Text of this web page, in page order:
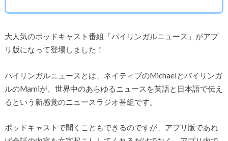
大人気のポッドキャスト番組「バイリンガルニュース」がアプ
リ版になって登場しました！
バイリンガルニュースとは、ネイティブのMichaelとバイリンガ
ルのMamiが、世界中のあらゆるニュースを英語と日本語で伝え
るという新感覚のニュースラジオ番組です。
ポッドキャストで聞くこともできるのですが、アプリ版であれ